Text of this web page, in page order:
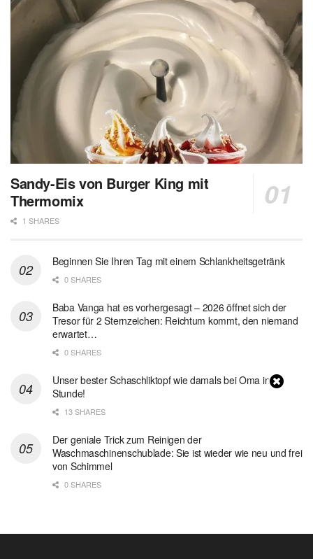
Sandy-Eis von Burger King mit
Thermomix
1 SHARES
Beginnen Sie Ihren Tag mit einem Schlankheitsgetränk
0 SHARES
Baba Vanga hat es vorhergesagt – 2026 öffnet sich der
Tresor für 2 Sternzeichen: Reichtum kommt, den niemand
erwartet…
0 SHARES
Unser bester Schaschliktopf wie damals bei Oma in 1
Stunde!
13 SHARES
Der geniale Trick zum Reinigen der
Waschmaschinenschublade: Sie ist wieder wie neu und frei
von Schimmel
0 SHARES